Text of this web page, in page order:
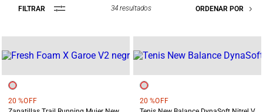
FILTRAR 34resultados ORDENAR POR
20 %OFF
20 %OFF